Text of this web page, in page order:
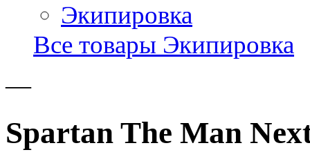
Экипировка
Все товары Экипировка
—
Spartan The Man